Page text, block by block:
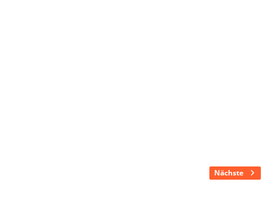
Nächste